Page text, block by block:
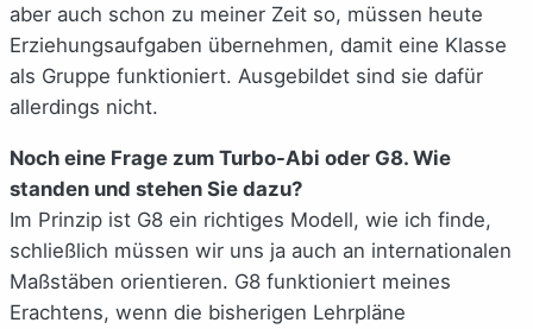
aber auch schon zu meiner Zeit so, müssen heute
Erziehungsaufgaben übernehmen, damit eine Klasse
als Gruppe funktioniert. Ausgebildet sind sie dafür
allerdings nicht.
Noch eine Frage zum Turbo-Abi oder G8. Wie
standen und stehen Sie dazu?
Im Prinzip ist G8 ein richtiges Modell, wie ich finde,
schließlich müssen wir uns ja auch an internationalen
Maßstäben orientieren. G8 funktioniert meines
Erachtens, wenn die bisherigen Lehrpläne